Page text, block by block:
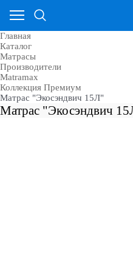
Главная
Каталог
Матрасы
Производители
Matramax
Коллекция Премиум
Матрас "Экосэндвич 15Л"
Матрас "Экосэндвич